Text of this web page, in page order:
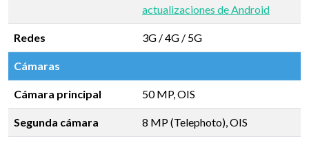
actualizaciones de Android
Redes 3G / 4G / 5G
Cámaras
Cámara principal 50 MP, OIS
Segunda cámara 8 MP (Telephoto), OIS